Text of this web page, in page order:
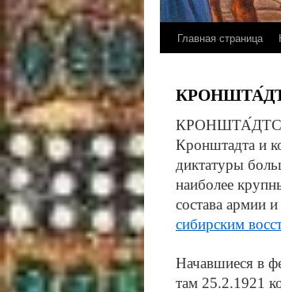
Главная страница
Крон­штад­та и
дик­та­ту­ры
наи­бо­лее
со­ста­ва ар­мии
си­бир­ским
На­чав­шие­ся в
там 25.2.1921